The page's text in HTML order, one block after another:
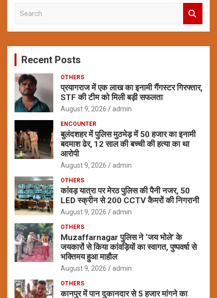
c
Recent Posts
OTHERS
प्रयागराज में एक लाख का इनामी गैंगस्टर गिरफ्तार,
STF की टीम को मिली बड़ी सफलता
August 9, 2026 admin
ENCOUNTER
बुलंदशहर में पुलिस मुठभेड़ में 50 हजार का इनामी
बदमाश ढेर, 12 साल की बच्ची की हत्या का था
आरोपी
August 9, 2026 admin
OTHERS
कांवड़ यात्रा पर मेरठ पुलिस की पैनी नजर, 50
LED स्क्रीन से 200 CCTV कैमरों की निगरानी
August 9, 2026 admin
OTHERS
Muzaffarnagar पुलिस ने ‘जय भोले’ के
जयकारों से किया कांवड़ियों का स्वागत, पुष्पवर्षा से
भक्तिमय हुआ माहौल
August 9, 2026 admin
OTHERS
कानपुर में पान दुकानदार से 5 हजार मांगने का